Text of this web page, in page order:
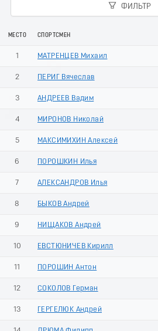
ФИЛЬТР
МЕСТО СПОРТСМЕН
1 МАТРЕНЦЕВ Михаил
2 ПЕРИГ Вячеслав
3 АНДРЕЕВ Вадим
4 МИРОНОВ Николай
5 МАКСИМИХИН Алексей
6 ПОРОШКИН Илья
7 АЛЕКСАНДРОВ Илья
8 БЫКОВ Андрей
9 НИЩАКОВ Андрей
10 ЕВСТЮНИЧЕВ Кирилл
11 ПОРОШИН Антон
12 СОКОЛОВ Герман
13 ГЕРГЕЛЮК Андрей